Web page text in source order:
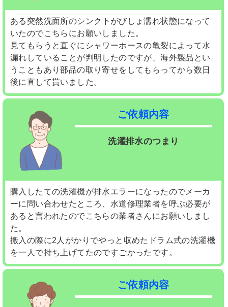
ある突然洗面所のシンク下がびしょ濡れ状態になって
いたのでこちらにお願いしました。
見てもらうと直ぐにシャワーホースの亀裂によって水
漏れしていることが判明したのですが、海外製品とい
うこともあり部品の取り寄せをしてもらってから数日
後に直して貰いました。
ご依頼内容
洗濯排水のつまり
購入したての洗濯機が排水エラーになったのでメーカ
ーに問い合わせたところ、水道修理業者を呼ぶ必要が
あると言われたのでこちらの業者さんにお願いしまし
た。
搬入の際に2人がかりでやっと収めたドラム式の洗濯機
を一人で持ち上げてたのですごかったです。
ご依頼内容